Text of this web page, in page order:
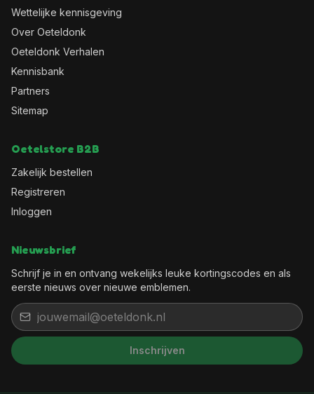
Wettelijke kennisgeving
Over Oeteldonk
Oeteldonk Verhalen
Kennisbank
Partners
Sitemap
Oetelstore B2B
Zakelijk bestellen
Registreren
Inloggen
Nieuwsbrief
Schrijf je in en ontvang wekelijks leuke kortingscodes en als
eerste nieuws over nieuwe emblemen.
Inschrijven